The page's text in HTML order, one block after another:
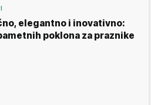
elegantno i inovativno:
poklona za praznike